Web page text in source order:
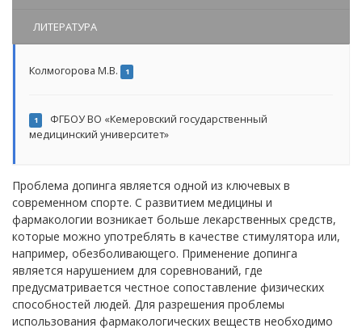
ЛИТЕРАТУРА
Колмогорова М.В. 1
1
ФГБОУ ВО «Кемеровский государственный
медицинский университет»
Проблема допинга является одной из ключевых в
современном спорте. С развитием медицины и
фармакологии возникает больше лекарственных средств,
которые можно употреблять в качестве стимулятора или,
например, обезболивающего. Применение допинга
является нарушением для соревнований, где
предусматривается честное сопоставление физических
способностей людей. Для разрешения проблемы
использования фармакологических веществ необходимо